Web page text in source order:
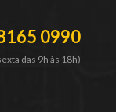
0990
das 9h às 18h)